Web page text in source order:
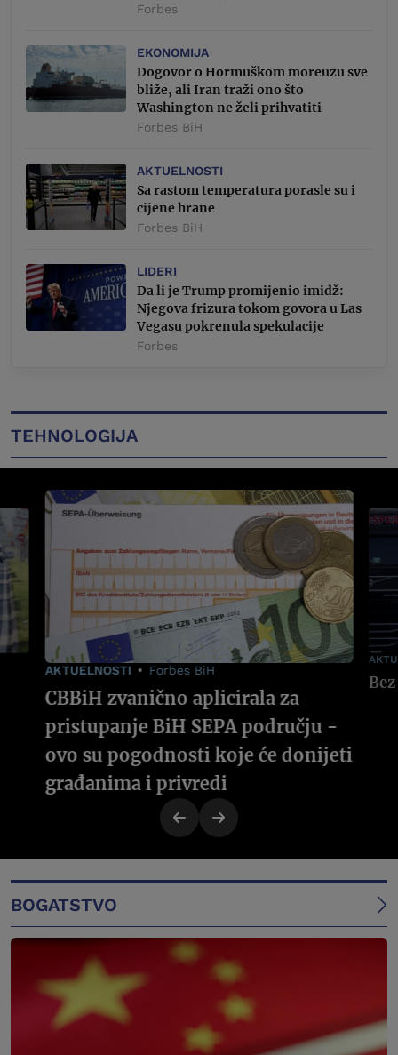
Forbes
EKONOMIJA
Dogovor o Hormuškom moreuzu sve
bliže, ali Iran traži ono što
Washington ne želi prihvatiti
Forbes BiH
AKTUELNOSTI
Sa rastom temperatura porasle su i
cijene hrane
Forbes BiH
LIDERI
Da li je Trump promijenio imidž:
Njegova frizura tokom govora u Las
Vegasu pokrenula spekulacije
Forbes
TEHNOLOGIJA
AKTUELNOSTI Forbes BiH
CBBiH zvanično aplicirala za
pristupanje BiH SEPA području -
ovo su pogodnosti koje će donijeti
građanima i privredi
BOGATSTVO